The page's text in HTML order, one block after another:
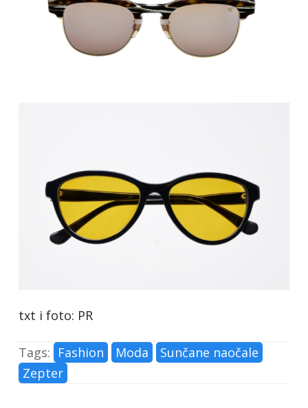
txt i foto: PR
Tags: Fashion Moda
Sunčane naočale
Zepter